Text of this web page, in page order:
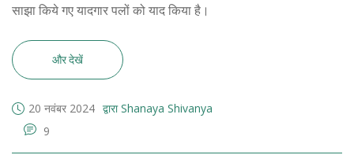
साझा किये गए यादगार पलों को याद किया है।
और देखें
20 नवंबर 2024 द्वारा Shanaya Shivanya
9